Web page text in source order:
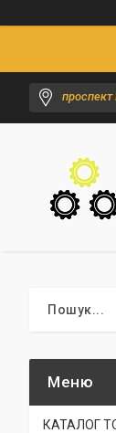
проспект
КАТАЛОГ